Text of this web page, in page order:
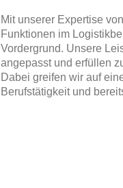
Mit unserer Expertise
Funktionen im
Vordergrund. Unsere
angepasst und erfüllen
Dabei greifen wir auf
Berufstätigkeit und